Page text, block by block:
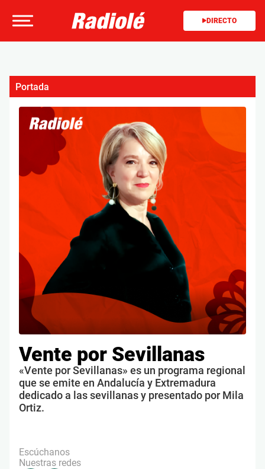
DIRECTO
Vente por Sevillanas
«Vente por Sevillanas» es un programa regional
que se emite en Andalucía y Extremadura
dedicado a las sevillanas y presentado por Mila
Ortiz.
Escúchanos
Nuestras redes
Portada